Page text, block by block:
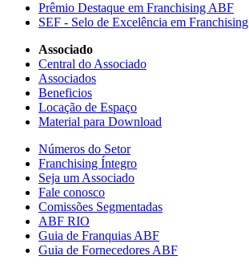
Prêmio Destaque em Franchising ABF
SEF - Selo de Excelência em Franchising
Associado
Central do Associado
Associados
Beneficios
Locação de Espaço
Material para Download
Números do Setor
Franchising Íntegro
Seja um Associado
Fale conosco
Comissões Segmentadas
ABF RIO
Guia de Franquias ABF
Guia de Fornecedores ABF